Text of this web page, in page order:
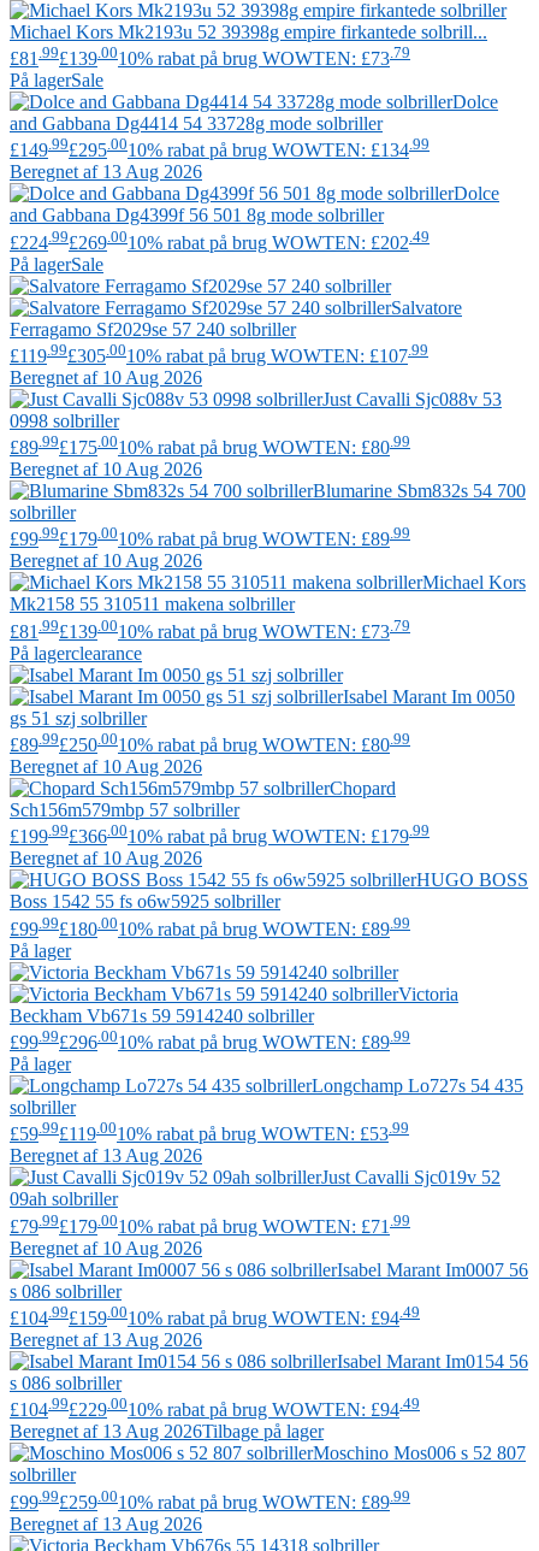
Michael Kors Mk2193u 52 39398g empire firkantede solbrill...
£81 .99£139 .0010% rabat på brug WOWTEN: £73 .79
På lagerSale
Dolce
and Gabbana Dg4414 54 33728g mode solbriller
£149 .99£295 .0010% rabat på brug WOWTEN: £134 .99
Beregnet af 13 Aug 2026
Dolce
and Gabbana Dg4399f 56 501 8g mode solbriller
£224 .99£269 .0010% rabat på brug WOWTEN: £202 .49
På lagerSale
Salvatore
Ferragamo Sf2029se 57 240 solbriller
£119 .99£305 .0010% rabat på brug WOWTEN: £107 .99
Beregnet af 10 Aug 2026
Just Cavalli Sjc088v 53
0998 solbriller
£89 .99£175 .0010% rabat på brug WOWTEN: £80 .99
Beregnet af 10 Aug 2026
Blumarine Sbm832s 54 700
solbriller
£99.99£179.0010% rabat på brug WOWTEN: £89.99
Beregnet af 10 Aug 2026
Michael Kors
Mk2158 55 310511 makena solbriller
£81 .99£139 .0010% rabat på brug WOWTEN: £73 .79
På lagerclearance
Isabel Marant Im 0050
gs 51 szj solbriller
£89 .99£250 .0010% rabat på brug WOWTEN: £80 .99
Beregnet af 10 Aug 2026
Chopard
Sch156m579mbp 57 solbriller
£199.99£366.0010% rabat på brug WOWTEN: £179.99
Beregnet af 10 Aug 2026
HUGO BOSS
Boss 1542 55 fs o6w5925 solbriller
£99 .99£180 .0010% rabat på brug WOWTEN: £89 .99
På lager
Victoria
Beckham Vb671s 59 5914240 solbriller
£99 .99£296 .0010% rabat på brug WOWTEN: £89 .99
På lager
Longchamp Lo727s 54 435
solbriller
£59.99£119.0010% rabat på brug WOWTEN: £53.99
Beregnet af 13 Aug 2026
Just Cavalli Sjc019v 52
09ah solbriller
£79 .99£179 .0010% rabat på brug WOWTEN: £71 .99
Beregnet af 10 Aug 2026
Isabel Marant Im0007 56
s 086 solbriller
£104 .99£159 .0010% rabat på brug WOWTEN: £94 .49
Beregnet af 13 Aug 2026
Isabel Marant Im0154 56
s 086 solbriller
£104.99£229.0010% rabat på brug WOWTEN: £94.49
Beregnet af 13 Aug 2026Tilbage på lager
Moschino Mos006 s 52 807
solbriller
£99 .99£259 .0010% rabat på brug WOWTEN: £89 .99
Beregnet af 13 Aug 2026